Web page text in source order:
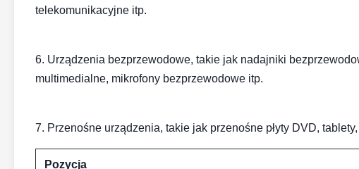
telekomunikacyjne itp.
6. Urządzenia bezprzewodowe, takie jak nadajniki
multimedialne, mikrofony bezprzewodowe itp.
7. Przenośne urządzenia, takie jak przenośne płyty DVD,
Pozycja